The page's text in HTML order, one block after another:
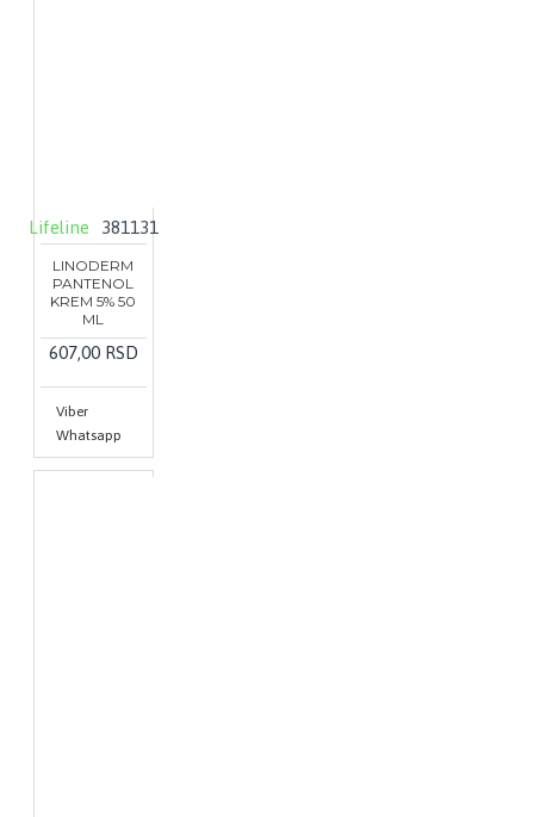
Lifeline 381131
LINODERM
PANTENOL
KREM 5% 50
ML
607,00 RSD
Viber
Whatsapp